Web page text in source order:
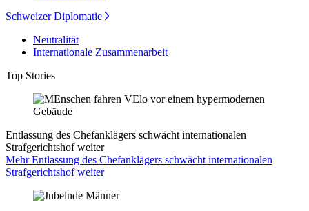
Schweizer Diplomatie
Neutralität
Internationale Zusammenarbeit
Top Stories
Entlassung des Chefanklägers schwächt internationalen
Strafgerichtshof weiter
Mehr Entlassung des Chefanklägers schwächt internationalen
Strafgerichtshof weiter